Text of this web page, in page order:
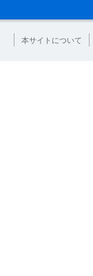
本サイトについて